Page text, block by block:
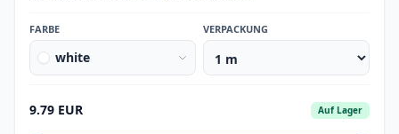
FARBE
white
VERPACKUNG
9.79 EUR Auf Lager